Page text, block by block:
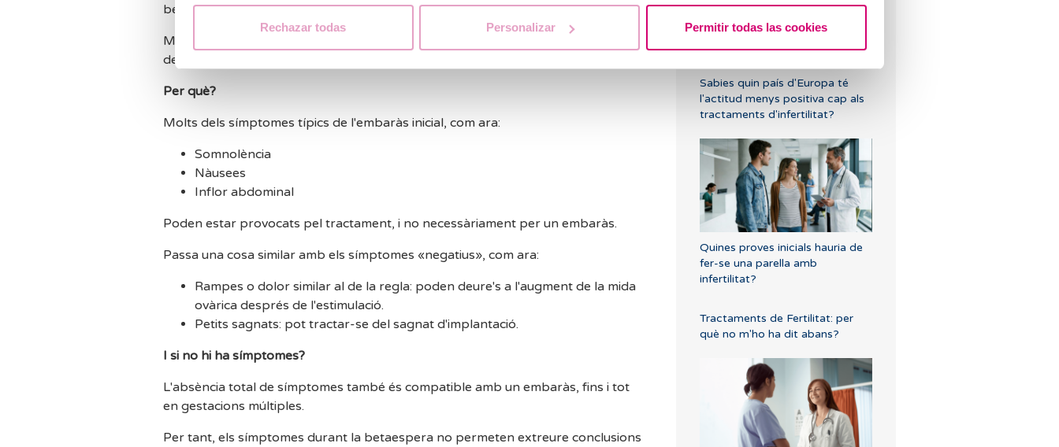
Rechazar todas Personalizar Permitir todas las cookies
betaespera.
Malauradament, no hi ha cap símptoma ni signe que permeti predir el resultat
del tractament.
Per què?
Molts dels símptomes típics de l'embaràs inicial, com ara:
Somnolència
Nàusees
Inflor abdominal
Poden estar provocats pel tractament, i no necessàriament per un embaràs.
Passa una cosa similar amb els símptomes «negatius», com ara:
Rampes o dolor similar al de la regla: poden deure's a l'augment de la mida
ovàrica després de l'estimulació.
Petits sagnats: pot tractar-se del sagnat d'implantació.
I si no hi ha símptomes?
L'absència total de símptomes també és compatible amb un embaràs, fins i tot
en gestacions múltiples.
Per tant, els símptomes durant la betaespera no permeten extreure conclusions
Les disfuncions del sòl pelvià
Sabies quin país d'Europa té
l'actitud menys positiva cap als
tractaments d'infertilitat?
Quines proves inicials hauria de
fer-se una parella amb
infertilitat?
Tractaments de Fertilitat: per
què no m'ho ha dit abans?